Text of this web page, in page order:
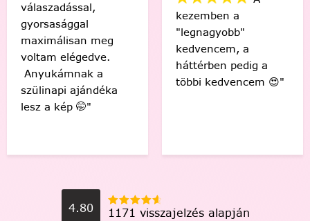
kezemben a
"legnagyobb"
kedvencem, a
háttérben pedig a
többi kedvencem 😍"
"Sziasztok!
az első!
készítettem
gyönyörű
Köszönöm! "
4.80 1171 visszajelzés alapján